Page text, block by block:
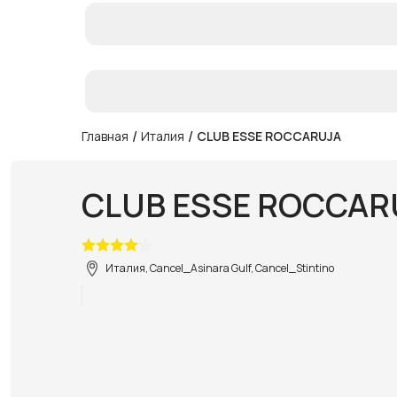
Главная / Италия / CLUB ESSE ROCCARUJA
CLUB ESSE
Италия, Cancel_Asinara Gulf, Cancel_Stintino